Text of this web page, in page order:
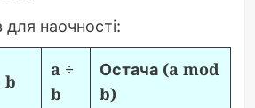
наочності:
b
a ÷
b
Остача (a mod
b)